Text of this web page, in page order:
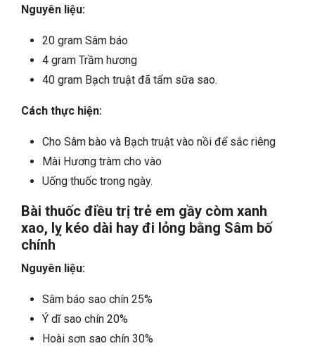
Nguyên liệu:
20 gram Sâm báo
4 gram Trầm hương
40 gram Bạch truật đã tẩm sữa sao.
Cách thực hiện:
Cho Sâm bào và Bạch truật vào nồi để sắc riêng
Mài Hương tràm cho vào
Uống thuốc trong ngày.
Bài thuốc điều trị trẻ em gầy còm xanh
xao, lỵ kéo dài hay đi lỏng bằng Sâm bố
chính
Nguyên liệu:
Sâm báo sao chín 25%
Ý dĩ sao chín 20%
Hoài sơn sao chín 30%